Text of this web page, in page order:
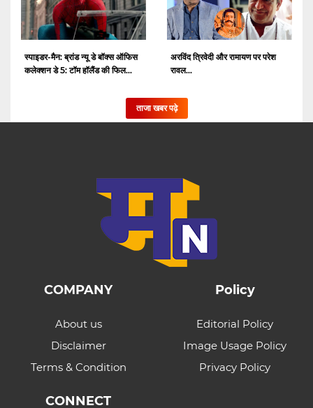
स्पाइडर-मैन: ब्रांड न्यू डे बॉक्स ऑफिस
कलेक्शन डे 5: टॉम हॉलैंड की फिल...
अरविंद त्रिवेदी और रामायण पर परेश
रावल...
ताजा खबर पढ़े
COMPANY
About us
Disclaimer
Terms & Condition
Policy
Editorial Policy
Image Usage Policy
Privacy Policy
CONNECT